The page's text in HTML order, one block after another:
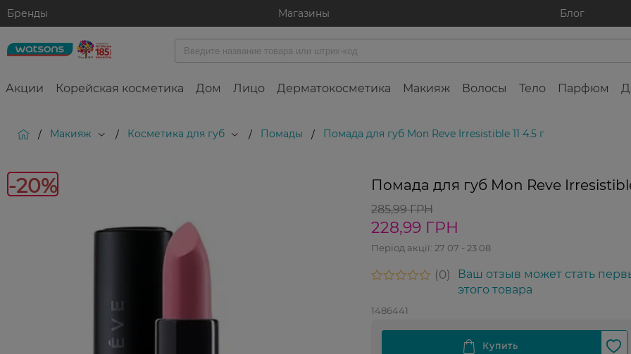
Бренды Магазины Блог
Акции Корейская косметика Дом Лицо Дерматокосметика Макияж Волосы Тело Парфюм
/ Макияж / Косметика для губ / Помады / Помада для губ Mon Reve Irresistible 11 4.5 г
-20% Помада для губ Mon Reve Irresistible
285,99 ГРН
228,99 ГРН
Період акції: 27 07 - 23 08
0
Ваш отзыв может стать
этого товара
1486441